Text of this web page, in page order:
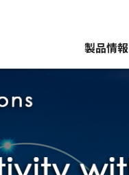
製品情報